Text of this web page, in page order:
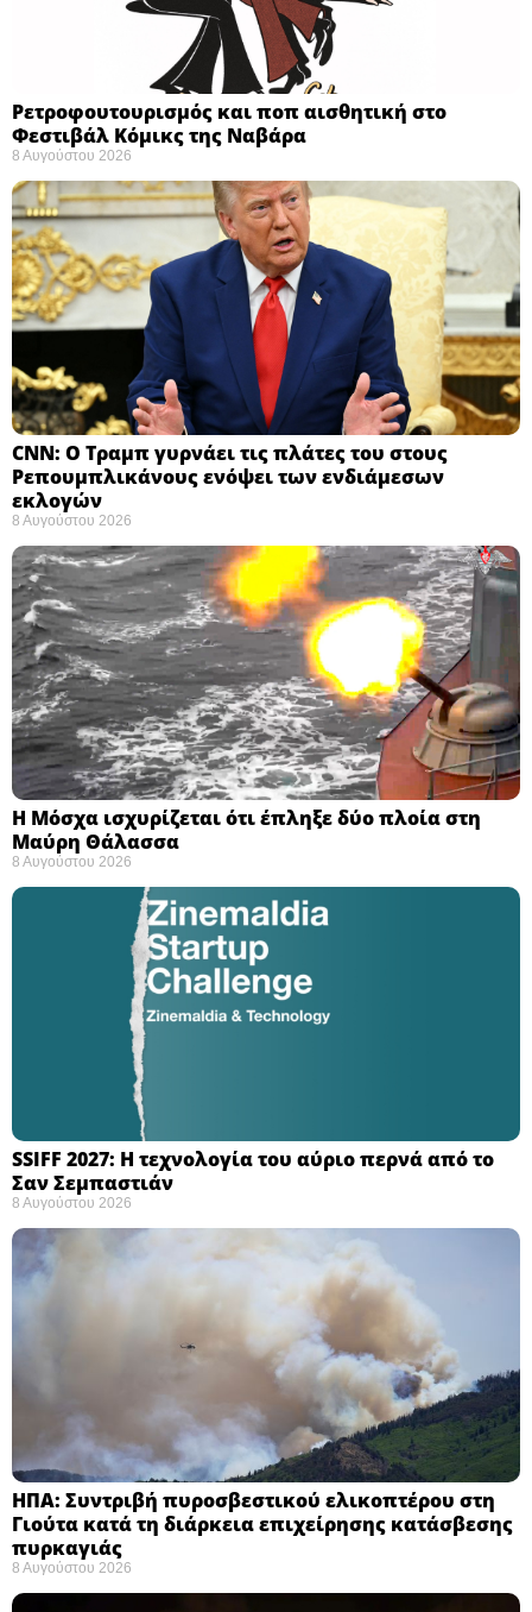
Ρετροφουτουρισμός και ποπ αισθητική στο
Φεστιβάλ Κόμικς της Ναβάρα ​
8 Αυγούστου 2026
CNN: Ο Τραμπ γυρνάει τις πλάτες του στους
Ρεπουμπλικάνους ενόψει των ενδιάμεσων
εκλογών ​
8 Αυγούστου 2026
Η Μόσχα ισχυρίζεται ότι έπληξε δύο πλοία στη
Μαύρη Θάλασσα ​
8 Αυγούστου 2026
SSIFF 2027: Η τεχνολογία του αύριο περνά από το
Σαν Σεμπαστιάν ​
8 Αυγούστου 2026
ΗΠΑ: Συντριβή πυροσβεστικού ελικοπτέρου στη
Γιούτα κατά τη διάρκεια επιχείρησης κατάσβεσης
πυρκαγιάς ​
8 Αυγούστου 2026